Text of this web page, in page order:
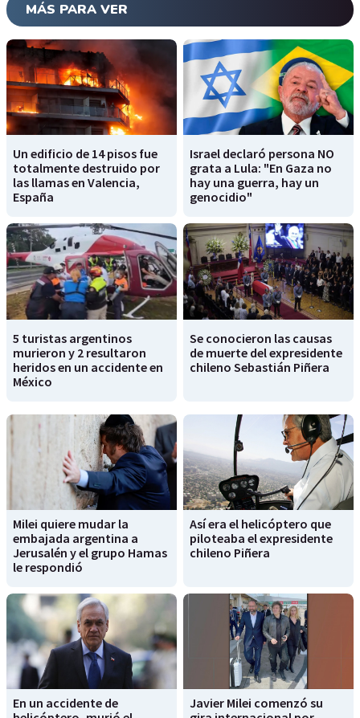
MÁS PARA VER
Un edificio de 14 pisos fue
totalmente destruido por
las llamas en Valencia,
España
Israel declaró persona NO
grata a Lula: "En Gaza no
hay una guerra, hay un
genocidio"
5 turistas argentinos
murieron y 2 resultaron
heridos en un accidente en
México
Se conocieron las causas
de muerte del expresidente
chileno Sebastián Piñera
Milei quiere mudar la
embajada argentina a
Jerusalén y el grupo Hamas
le respondió
Así era el helicóptero que
piloteaba el expresidente
chileno Piñera
En un accidente de
Javier Milei comenzó su